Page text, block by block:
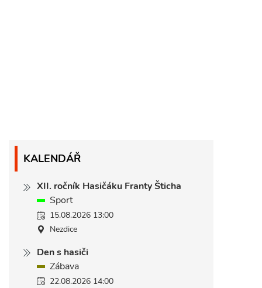
KALENDÁŘ
XII. ročník Hasičáku Franty Šticha
Sport
15.08.2026 13:00
Nezdice
Den s hasiči
Zábava
22.08.2026 14:00